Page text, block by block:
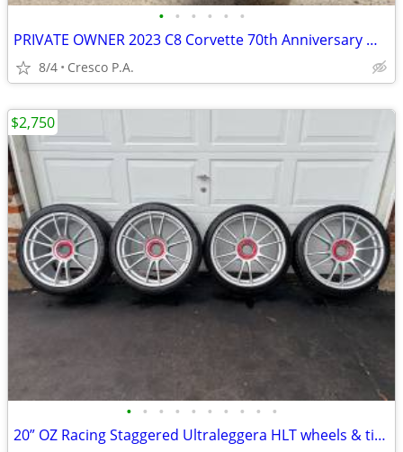
• • • • • •
PRIVATE OWNER 2023 C8 Corvette 70th Anniversary Wheels (like new)
8/4 Cresco P.A.
• • • • • • • • • •
20” OZ Racing Staggered Ultraleggera HLT wheels & tires!
$2,750